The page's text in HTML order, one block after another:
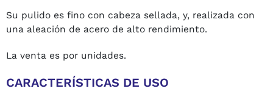
Su pulido es fino con cabeza sellada, y, realizada con
una aleación de acero de alto rendimiento.
La venta es por unidades.
CARACTERÍSTICAS DE USO